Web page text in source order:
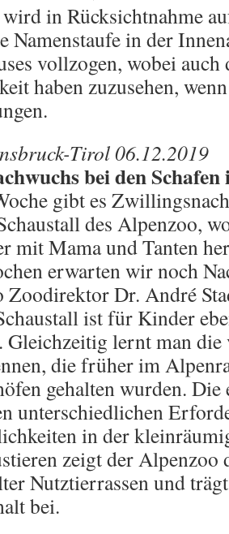
wird in Rücksichtnahme
Namenstaufe in der
vollzogen, wobei
haben zuzusehen,
Tirol 06.12.2019
bei den
gibt es
des Alpenzoo,
mit Mama und Tanten
erwarten wir noch
Zoodirektor Dr. André
ist für Kinder
Gleichzeitig lernt man die
die früher im
gehalten wurden.
unterschiedlichen
in der
zeigt der Alpenzoo
Nutztierrassen und
bei.